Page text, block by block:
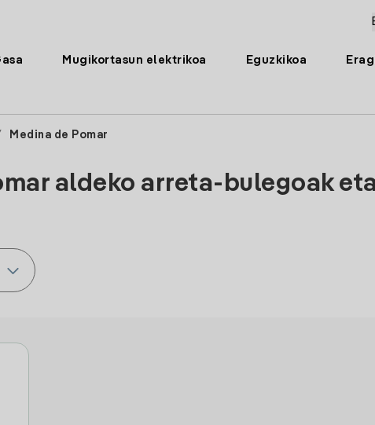
Mugikortasun elektrikoa Eguzkikoa
Medina de Pomar
aldeko arreta-bulegoak